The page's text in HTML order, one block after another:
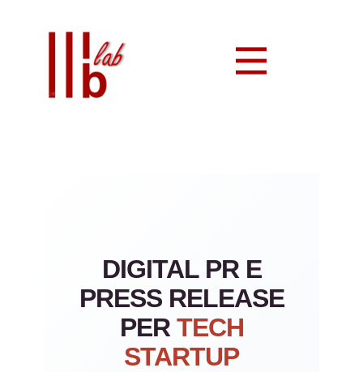
DIGITAL PR E
PRESS RELEASE
PER TECH
STARTUP